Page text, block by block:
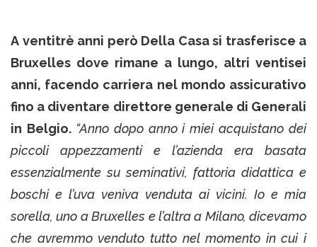
A ventitrè anni però Della Casa si trasferisce a
Bruxelles dove rimane a lungo, altri ventisei
anni, facendo carriera nel mondo assicurativo
fino a diventare direttore generale di Generali
in Belgio. “Anno dopo anno i miei acquistano dei
piccoli appezzamenti e l’azienda era basata
essenzialmente su seminativi, fattoria didattica e
boschi e l’uva veniva venduta ai vicini. Io e mia
sorella, uno a Bruxelles e l’altra a Milano, dicevamo
che avremmo venduto tutto nel momento in cui i